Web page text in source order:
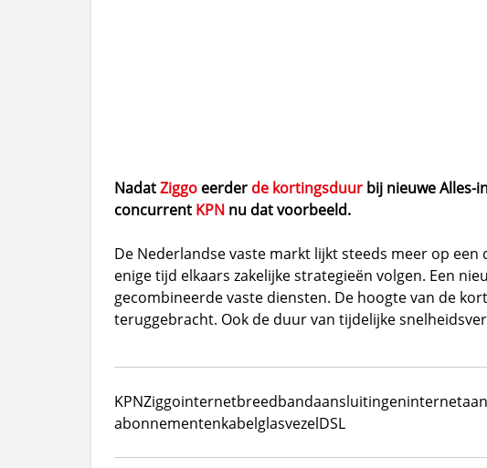
NadatZiggoeerder de kortingsduurbij nieuwe Alles-
concurrent KPNnu dat voorbeeld.
De Nederlandse vaste markt lijkt steeds meer op
enige tijd elkaars zakelijke strategieën volgen. Een
gecombineerde vaste diensten. De hoogte van de
teruggebracht. Ook de duur van tijdelijke
KPNZiggointernetbreedbandaansluitingen
abonnementenkabelglasvezelDSL